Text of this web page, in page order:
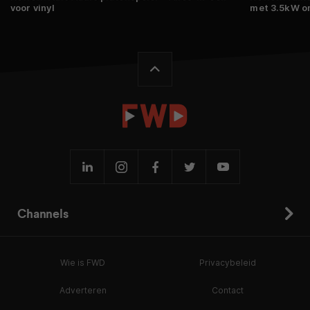
voor vinyl
met 3.5kW
Channels
Wie is FWD Privacybeleid
Adverteren Contact